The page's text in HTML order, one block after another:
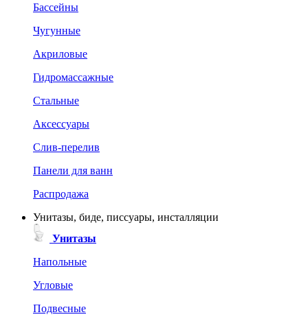
Бассейны
Чугунные
Акриловые
Гидромассажные
Стальные
Аксессуары
Слив-перелив
Панели для ванн
Распродажа
Унитазы, биде, писсуары, инсталляции
Унитазы
Напольные
Угловые
Подвесные